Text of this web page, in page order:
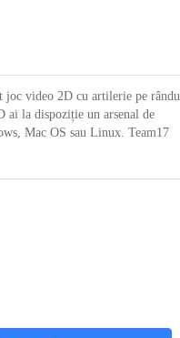
joc video 2D cu artilerie pe
ai la dispoziție un arsenal de
Mac OS sau Linux. Team17